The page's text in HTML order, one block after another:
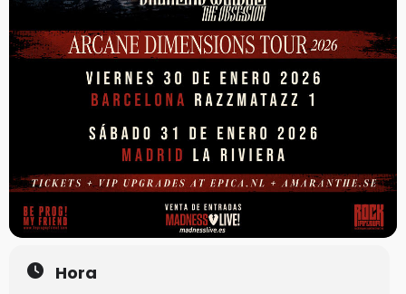
Hora